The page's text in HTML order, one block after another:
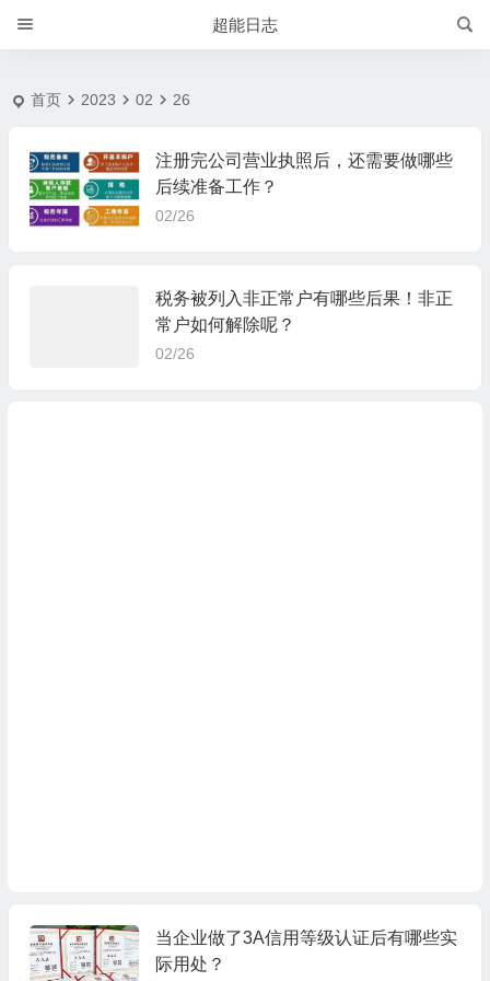
超能日志
首页 2023 02 26
注册完公司营业执照后，还需要做哪些
后续准备工作？
02/26
税务被列入非正常户有哪些后果！非正
常户如何解除呢？
02/26
当企业做了3A信用等级认证后有哪些实
际用处？